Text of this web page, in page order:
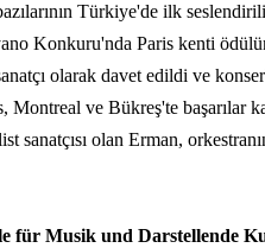
Türkiye'de ilk
Konkuru'nda Paris kenti
olarak davet edildi ve
ve Bükreş'te başarılar
sanatçısı olan Erman,
für Musik und Darstellende